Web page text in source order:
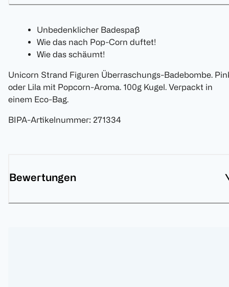
Unbedenklicher Badespaß
Wie das nach Pop-Corn duftet!
Wie das schäumt!
Unicorn Strand Figuren Überraschungs-Badebombe.
oder Lila mit Popcorn-Aroma. 100g Kugel. Verpackt in
einem Eco-Bag.
BIPA-Artikelnummer: 271334
Bewertungen